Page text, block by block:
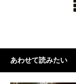
あわせて読みたい